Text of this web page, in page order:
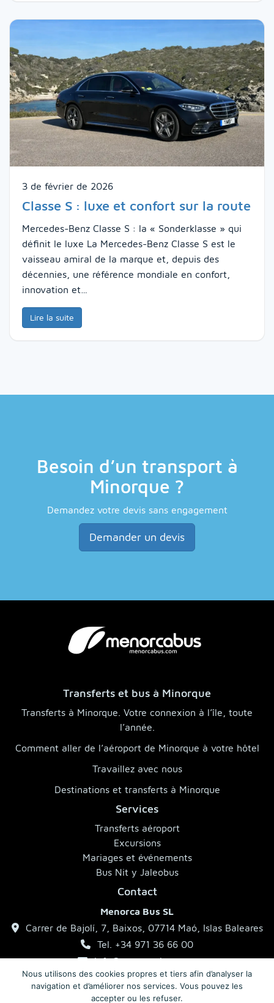
3 de février de 2026
Classe S : luxe et confort sur la route
Mercedes-Benz Classe S : la « Sonderklasse » qui
définit le luxe La Mercedes-Benz Classe S est le
vaisseau amiral de la marque et, depuis des
décennies, une référence mondiale en confort,
innovation et…
Lire la suite
Besoin d’un transport à
Minorque ?
Demandez votre devis sans engagement
Demander un devis
Transferts et bus à Minorque
Transferts à Minorque. Votre connexion à l’île, toute
l’année.
Comment aller de l’aéroport de Minorque à votre hôtel
Travaillez avec nous
Destinations et transferts à Minorque
Services
Transferts aéroport
Excursions
Mariages et événements
Bus Nit y Jaleobus
Contact
Menorca Bus SL
Carrer de Bajolí, 7, Baixos, 07714 Maó, Islas Baleares
Tel. +34 971 36 66 00
info@menorcabus.com
Nous utilisons des cookies propres et tiers afin d’analyser la
navigation et d’améliorer nos services. Vous pouvez les
accepter ou les refuser.